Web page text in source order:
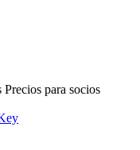
para socios